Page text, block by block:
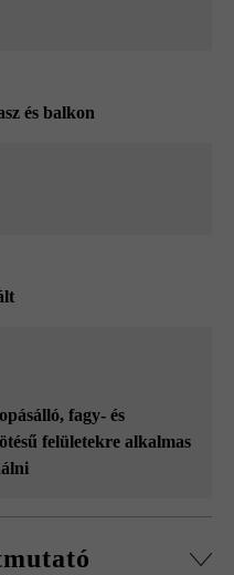
és balkon
, fagy- és
felületekre alkalmas